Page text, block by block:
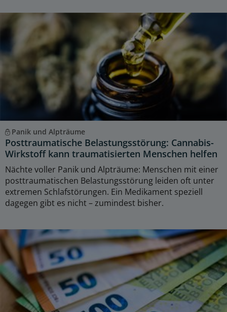
Panik und Alpträume
Posttraumatische Belastungsstörung: Cannabis-
Wirkstoff kann traumatisierten Menschen helfen
Nächte voller Panik und Alpträume: Menschen mit einer
posttraumatischen Belastungsstörung leiden oft unter
extremen Schlafstörungen. Ein Medikament speziell
dagegen gibt es nicht – zumindest bisher.